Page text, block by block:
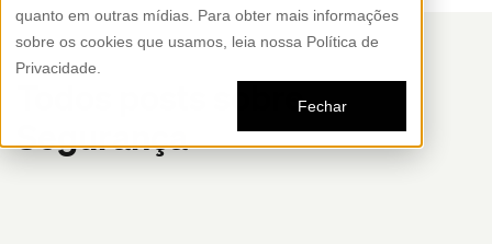
quanto em outras mídias. Para obter mais informações
sobre os cookies que usamos, leia nossa Política de
Privacidade.
Fechar
Todos posts sobre
Segurança